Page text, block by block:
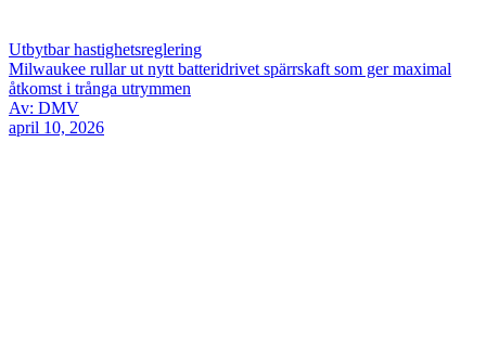
Utbytbar hastighetsreglering
Milwaukee rullar ut nytt batteridrivet spärrskaft som ger maximal
åtkomst i trånga utrymmen
Av: DMV
april 10, 2026